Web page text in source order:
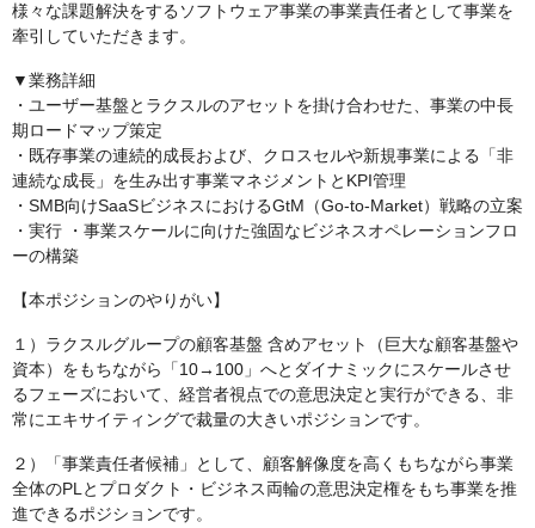
様々な課題解決をするソフトウェア事業の事業責任者として事業を
牽引していただきます。
▼業務詳細
・ユーザー基盤とラクスルのアセットを掛け合わせた、事業の中長
期ロードマップ策定
・既存事業の連続的成長および、クロスセルや新規事業による「非
連続な成長」を生み出す事業マネジメントとKPI管理
・SMB向けSaaSビジネスにおけるGtM（Go-to-Market）戦略の立案
・実行 ・事業スケールに向けた強固なビジネスオペレーションフロ
ーの構築
【本ポジションのやりがい】
１）ラクスルグループの顧客基盤 含めアセット（巨大な顧客基盤や
資本）をもちながら「10→100」へとダイナミックにスケールさせ
るフェーズにおいて、経営者視点での意思決定と実行ができる、非
常にエキサイティングで裁量の大きいポジションです。
２）「事業責任者候補」として、顧客解像度を高くもちながら事業
全体のPLとプロダクト・ビジネス両輪の意思決定権をもち事業を推
進できるポジションです。